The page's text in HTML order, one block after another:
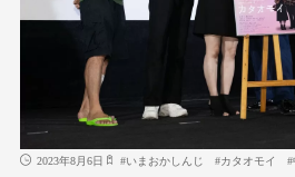
2023年8月6日 #いまおかしんじ #カタオモイ #